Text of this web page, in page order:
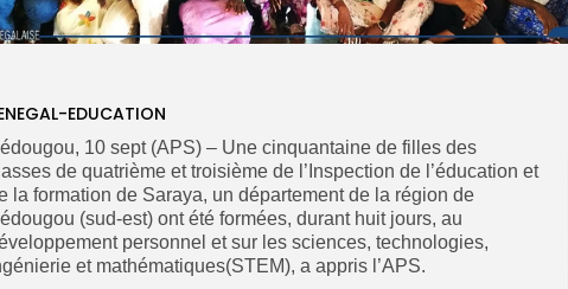
EDUCATION
10 sept (APS) – Une cinquantaine de filles des
de quatrième et troisième de l’Inspection de l’éducation et
la formation de Saraya, un département de la région de
(sud-est) ont été formées, durant huit jours, au
personnel et sur les sciences, technologies,
et mathématiques(STEM), a appris l’APS.